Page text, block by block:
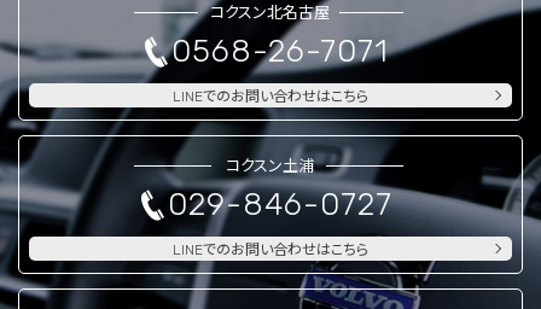
コクスン北名古屋
0568-26-7071
LINEでのお問い合わせはこちら
コクスン土浦
029-846-0727
LINEでのお問い合わせはこちら